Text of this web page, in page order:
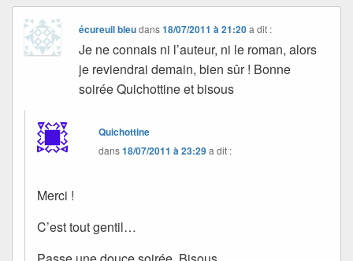
écureuil bleudans18/07/2011 à 21:20 a dit :
Je ne connais ni l’auteur, ni le roman, alors
je reviendrai demain, bien sûr ! Bonne
soirée Quichottine et bisous
Quichottine
dans18/07/2011 à 23:29a dit :
Merci !
C’est tout gentil…